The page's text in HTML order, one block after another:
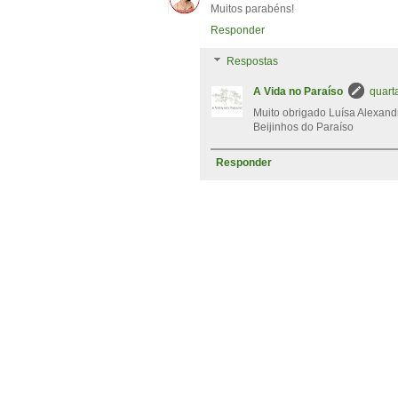
Muitos parabéns!
Responder
Respostas
A Vida no Paraíso
Muito obrigado Luísa
Beijinhos do Paraíso
Responder